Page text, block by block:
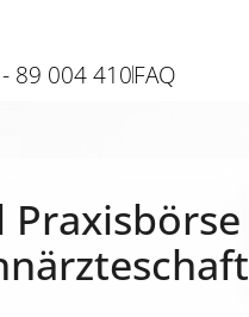
89 004 410FAQ